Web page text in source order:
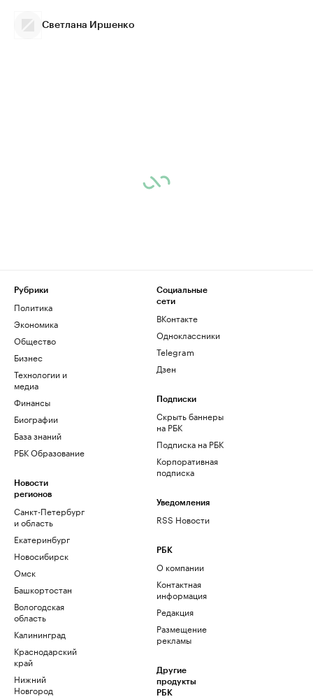
Светлана Иршенко
Рубрики
Политика
Экономика
Общество
Бизнес
Технологии и
медиа
Финансы
Биографии
База знаний
РБК Образование
Новости
регионов
Санкт-Петербург
и область
Екатеринбург
Новосибирск
Омск
Башкортостан
Вологодская
область
Калининград
Краснодарский
край
Нижний
Новгород
Социальные
сети
ВКонтакте
Одноклассники
Telegram
Дзен
Подписки
Скрыть баннеры
на РБК
Подписка на РБК
Корпоративная
подписка
Уведомления
RSS Новости
РБК
О компании
Контактная
информация
Редакция
Размещение
рекламы
Другие
продукты
РБК